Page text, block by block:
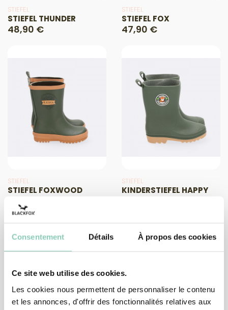
Consentement Détails À propos des cookies
Ce site web utilise des cookies.
Les cookies nous permettent de personnaliser le contenu
et les annonces, d'offrir des fonctionnalités relatives aux
STIEFEL
STIEFEL THUNDER
48,90 €
STIEFEL
STIEFEL FOX
47,90 €
STIEFEL
STIEFEL FOXWOOD
28,90 €
STIEFEL
KINDERSTIEFEL HAPPY
1 2 3 4